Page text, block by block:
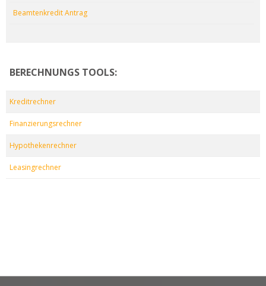
Beamtenkredit Antrag
BERECHNUNGS TOOLS:
Kreditrechner
Finanzierungsrechner
Hypothekenrechner
Leasingrechner